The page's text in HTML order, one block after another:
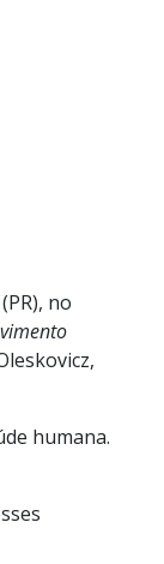
no
humana.